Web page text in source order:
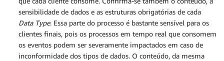
sensibilidade de dados e as estruturas obrigatórias de cada
Data Type. Essa parte do processo é bastante sensível para os
clientes finais, pois os processos em tempo real que consomem
os eventos podem ser severamente impactados em caso de
inconformidade dos tipos de dados. O conteúdo, da mesma